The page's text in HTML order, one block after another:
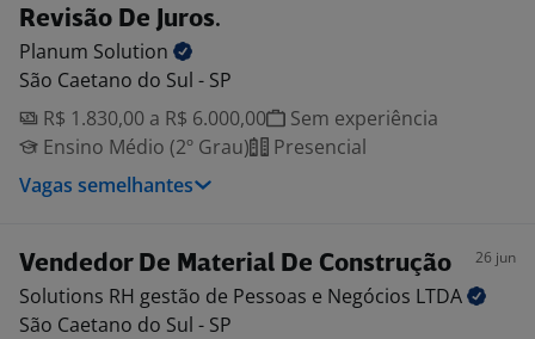
Revisão De Juros.
Planum Solution
São Caetano do Sul - SP
R$ 1.830,00 a R$ 6.000,00
Sem experiência
Ensino Médio (2º Grau)
Presencial
Vagas semelhantes
Vendedor De Material De Construção 26 jun
Solutions RH gestão de Pessoas e Negócios LTDA
São Caetano do Sul - SP